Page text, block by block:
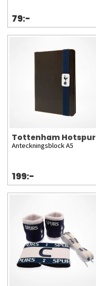
79:-
Tottenham Hotspur
Anteckningsblock A5
199:-